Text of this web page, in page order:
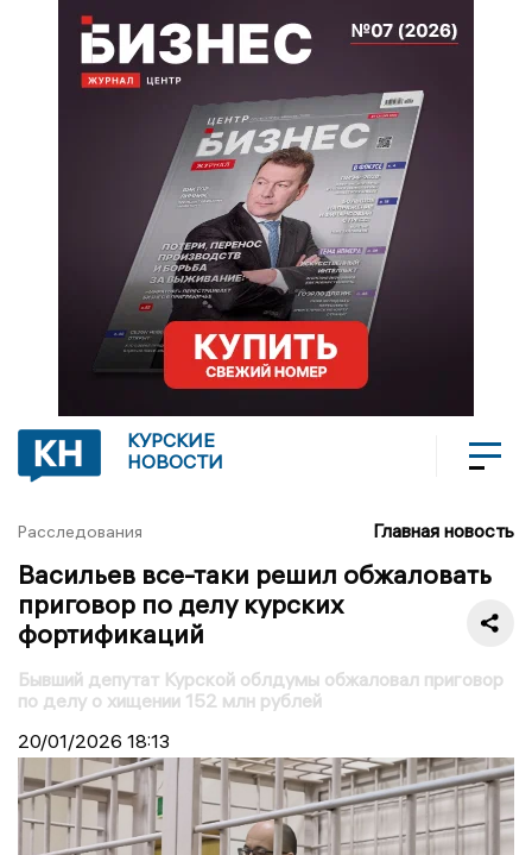
КУРСКИЕ
НОВОСТИ
Расследования Главная новость
Васильев все-таки решил обжаловать
приговор по делу курских
фортификаций
Бывший депутат Курской облдумы обжаловал приговор
по делу о хищении 152 млн рублей
20/01/2026 18:13